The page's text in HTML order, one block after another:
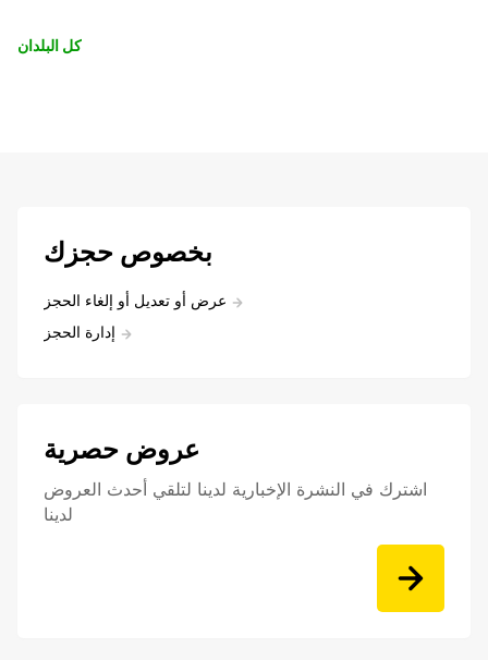
كل البلدان
بخصوص حجزك
عرض أو تعديل أو إلغاء الحجز
إدارة الحجز
عروض حصرية
اشترك في النشرة الإخبارية لدينا لتلقي أحدث العروض
لدينا